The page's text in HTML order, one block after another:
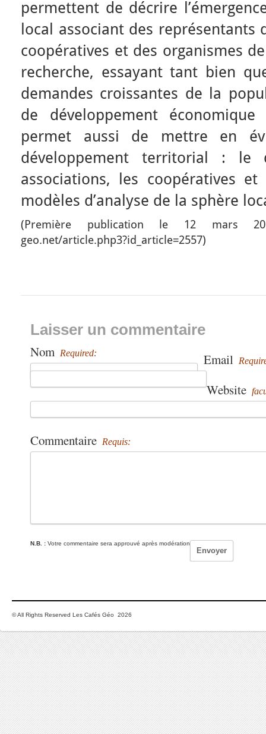
permettent de décrire
local associant des représentants
coopératives et des organismes
recherche, essayant tant bien
demandes croissantes de la
de développement
permet aussi de mettre en
développement territorial : le
associations, les coopératives
modèles d’analyse de la sphère
(Première publication le 12 mars
geo.net/article.php3?id_article=2557)
Laisser un commentaire
Nom Required: Email
Website
Commentaire Requis:
N.B. : Votre commentaire sera approuvé après modération
© All Rights Reserved Les Cafés Géo 2026